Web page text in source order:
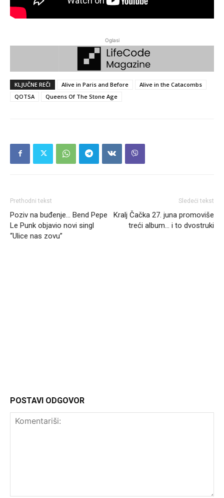
Oglasi
KLJUČNE REČI Alive in Paris and Before
Alive in the Catacombs
QOTSA
Queens Of The Stone Age
Prethodni tekst
Poziv na buđenje… Bend Pepe
Le Punk objavio novi singl
“Ulice nas zovu”
Sledeći tekst
Kralj Čačka 27. juna promoviše
treći album… i to dvostruki
POSTAVI ODGOVOR